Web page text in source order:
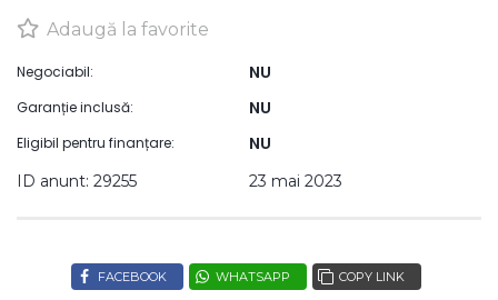
Adaugă la favorite
Negociabil: NU
Garanție inclusă: NU
Eligibil pentru finanțare: NU
ID anunt: 29255 23 mai 2023
FACEBOOK WHATSAPP COPY LINK